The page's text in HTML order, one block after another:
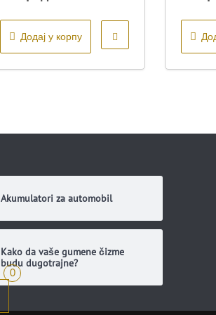
била:
рсд17.600,00.
је:
рсд16.600,00.
Додај у корпу
Akumulatori za automobil
Kako da vaše gumene čizme
budu dugotrajne?
0